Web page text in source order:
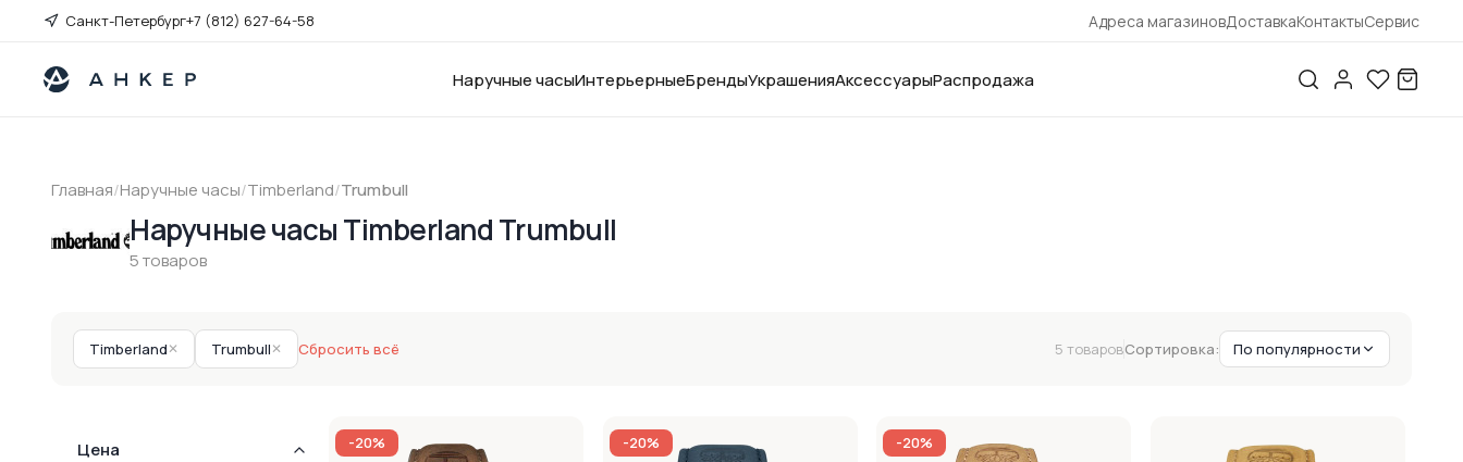
Санкт-Петербург+7 (812) 627-64-58 Адреса магазиновДоставкаКонтактыСервис
Наручные часыИнтерьерныеБрендыУкрашенияАксессуарыРаспродажа
Главная/Наручные часы/Timberland/Trumbull
Наручные часы Timberland Trumbull
5 товаров
Timberland✕ Trumbull✕ Сбросить всё 5 товаровСортировка: По популярности
Цена -20% -20% -20%